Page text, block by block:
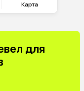
Карта
для